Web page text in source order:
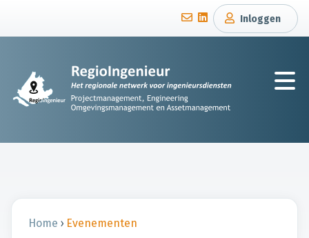
Inloggen
Home › Evenementen